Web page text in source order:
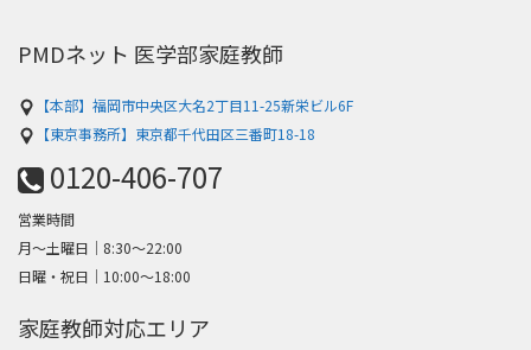
PMDネット 医学部家庭教師
【本部】福岡市中央区大名2丁目11-25新栄ビル6F
【東京事務所】東京都千代田区三番町18-18
0120-406-707
営業時間
月～土曜日│8:30〜22:00
日曜・祝日│10:00〜18:00
家庭教師対応エリア